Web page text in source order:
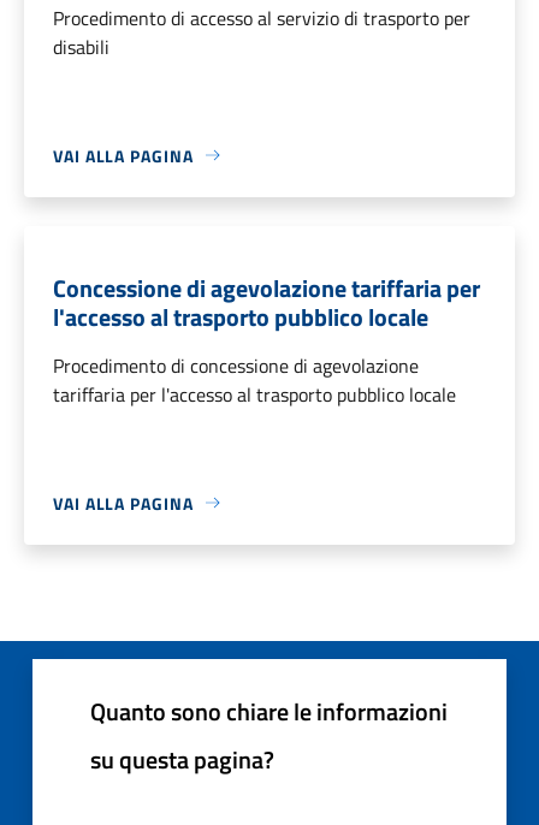
Procedimento di accesso al servizio di trasporto per
disabili
VAI ALLA PAGINA
Concessione di agevolazione tariffaria per
l'accesso al trasporto pubblico locale
Procedimento di concessione di agevolazione
tariffaria per l'accesso al trasporto pubblico locale
VAI ALLA PAGINA
Quanto sono chiare le informazioni
su questa pagina?